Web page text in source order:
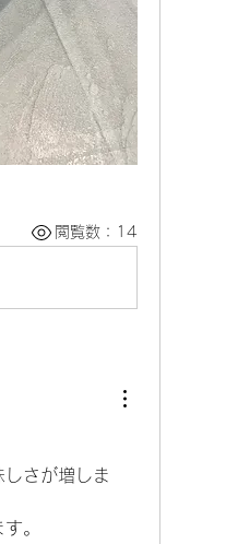
閲覧数：14
さが増しま
。